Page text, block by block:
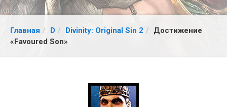
Главная D Divinity: Original Sin 2
Достижение
«Favoured Son»